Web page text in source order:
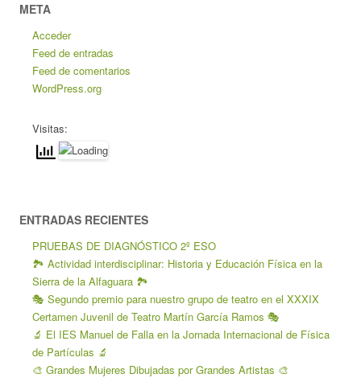
META
Acceder
Feed de entradas
Feed de comentarios
WordPress.org
Visitas:
ENTRADAS RECIENTES
PRUEBAS DE DIAGNÓSTICO 2º ESO
🏞️ Actividad interdisciplinar: Historia y Educación Física en la
Sierra de la Alfaguara 🏞️
🎭 Segundo premio para nuestro grupo de teatro en el XXXIX
Certamen Juvenil de Teatro Martín García Ramos 🎭
🔬 El IES Manuel de Falla en la Jornada Internacional de Física
de Partículas 🔬
🎨 Grandes Mujeres Dibujadas por Grandes Artistas 🎨